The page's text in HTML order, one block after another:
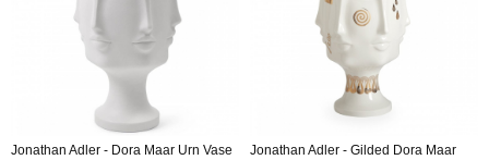
Jonathan Adler - Dora Maar Urn Vase
Jonathan Adler - Gilded Dora Maar